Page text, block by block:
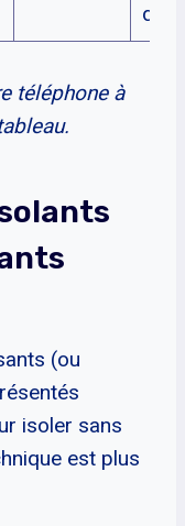
téléphone à
(ou
isoler sans
est plus